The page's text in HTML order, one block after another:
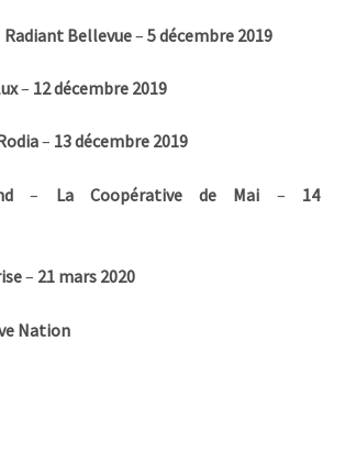
Radiant Bellevue– 5décembre 2019
– 12décembre 2019
– 13décembre 2019
– La Coopérative de Mai – 14
– 21 mars 2020
Nation